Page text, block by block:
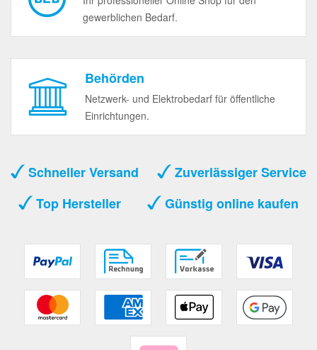
gewerblichen Bedarf.
Behörden
Netzwerk- und Elektrobedarf für öffentliche
Einrichtungen.
Schneller Versand
Zuverlässiger Service
Top Hersteller
Günstig online kaufen